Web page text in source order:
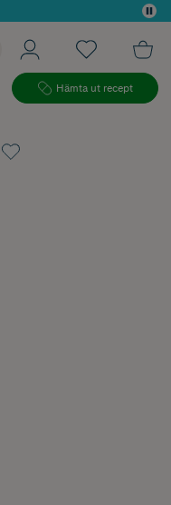
Hämta ut recept